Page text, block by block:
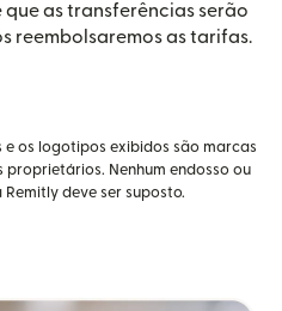
as transferências serão
reembolsaremos as tarifas.
e os logotipos exibidos são marcas
Nenhum endosso ou
deve ser suposto.